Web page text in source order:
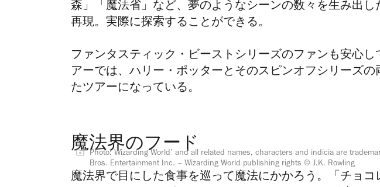
森」「魔法省」など、夢のようなシーンの数々を生み出し
再現。実際に探索することができる。
ファンタスティック・ビーストシリーズのファンも安心し
アーでは、ハリー・ポッターとそのスピンオフシリーズの
たツアーになっている。
魔法界のフード
Photo: Wizarding World’ and all related names, characters and indicia are
Bros. Entertainment Inc. – Wizarding World publishing rights © J.K. Rowling
魔法界で目にした食事を巡って魔法にかかろう。「チョコ